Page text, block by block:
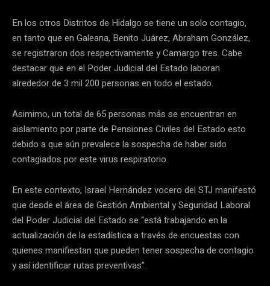
En los otros Distritos de Hidalgo se tiene un solo contagio,
en tanto que en Galeana, Benito Juárez, Abraham González,
se registraron dos respectivamente y Camargo tres. Cabe
destacar que en el Poder Judicial del Estado laboran
alrededor de 3 mil 200 personas en todo el estado.
Asimimo, un total de 65 personas más se encuentran en
aislamiento por parte de Pensiones Civiles del Estado esto
debido a que aún prevalece la sospecha de haber sido
contagiados por este virus respiratorio.
En este contexto, Israel Hernández vocero del STJ manifestó
que desde el área de Gestión Ambiental y Seguridad Laboral
del Poder Judicial del Estado se “está trabajando en la
actualización de la estadística a través de encuestas con
quienes manifiestan que pueden tener sospecha de contagio
y así identificar rutas preventivas”.